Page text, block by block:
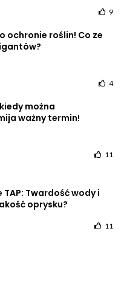
9
ochronie roślin! Co ze
4
można
ważny termin!
11
Twardość wody i
oprysku?
11